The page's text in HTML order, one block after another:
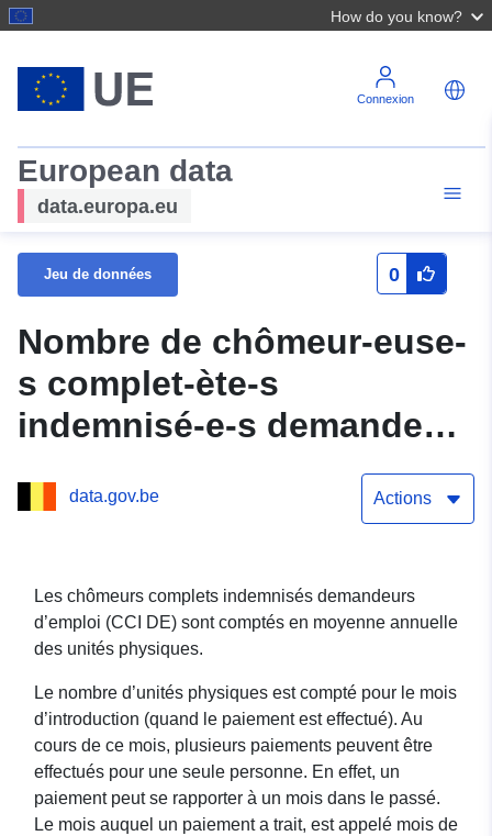
How do you know?
Connexion
European data
data.europa.eu
Jeu de données 0
Nombre de chômeur-euse-
s complet-ète-s
indemnisé-e-s demandeur-
euse-s d'emploi (CCI DE)
de longue durée (1 ans et
data.gov.be Actions
Les chômeurs complets indemnisés demandeurs
d’emploi (CCI DE) sont comptés en moyenne annuelle
des unités physiques.
Le nombre d’unités physiques est compté pour le mois
d’introduction (quand le paiement est effectué). Au
cours de ce mois, plusieurs paiements peuvent être
effectués pour une seule personne. En effet, un
paiement peut se rapporter à un mois dans le passé.
Le mois auquel un paiement a trait, est appelé mois de